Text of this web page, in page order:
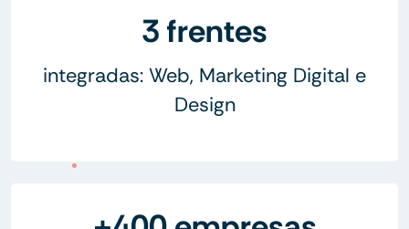
3 frentes
integradas: Web, Marketing Digital e
Design